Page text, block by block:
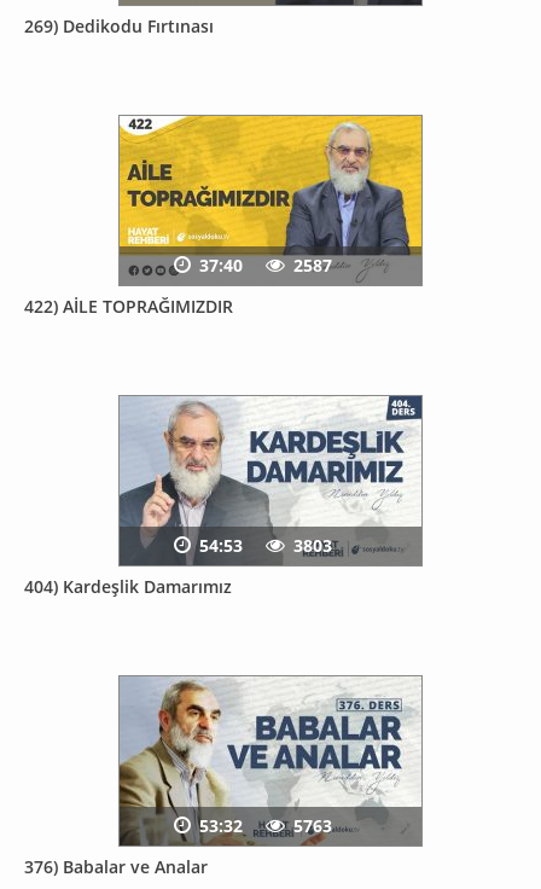
269) Dedikodu Fırtınası
422) AİLE TOPRAĞIMIZDIR
37:40 2587
404) Kardeşlik Damarımız
54:53 3803
376) Babalar ve Analar
53:32 5763